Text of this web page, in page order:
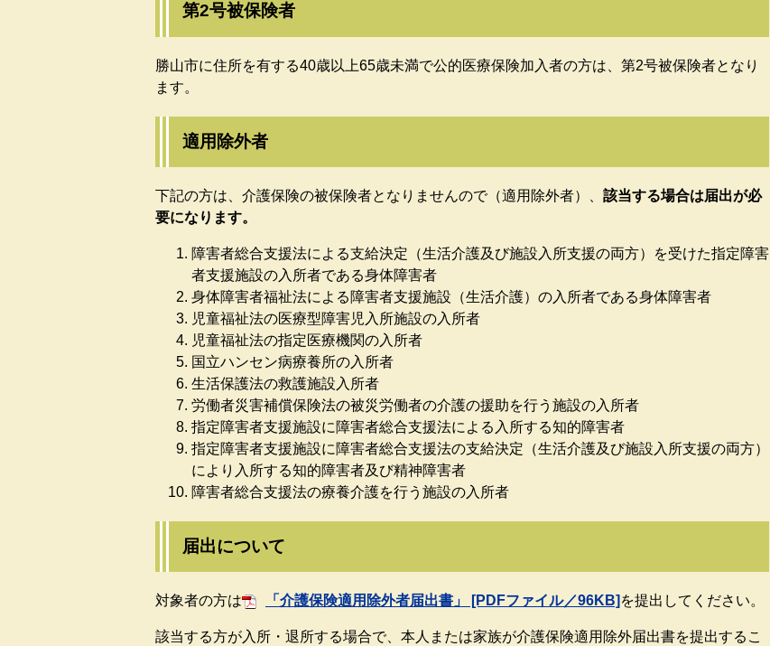
第2号被保険者
勝山市に住所を有する40歳以上65歳未満で公的医療保険加入者の方は、第2号被保険者となり
ます。
適用除外者
下記の方は、介護保険の被保険者となりませんので（適用除外者）、 該当する場合は届出が必
要になります。
障害者総合支援法による支給決定（生活介護及び施設入所支援の両方）を受けた指定障害
者支援施設の入所者である身体障害者
身体障害者福祉法による障害者支援施設（生活介護）の入所者である身体障害者
児童福祉法の医療型障害児入所施設の入所者
児童福祉法の指定医療機関の入所者
国立ハンセン病療養所の入所者
生活保護法の救護施設入所者
労働者災害補償保険法の被災労働者の介護の援助を行う施設の入所者
指定障害者支援施設に障害者総合支援法による入所する知的障害者
指定障害者支援施設に障害者総合支援法の支給決定（生活介護及び施設入所支援の両方）
により入所する知的障害者及び精神障害者
障害者総合支援法の療養介護を行う施設の入所者
届出について
対象者の方は 「介護保険適用除外者届出書」 [PDFファイル／96KB] を提出してください。
該当する方が入所・退所する場合で、本人または家族が介護保険適用除外届出書を提出するこ